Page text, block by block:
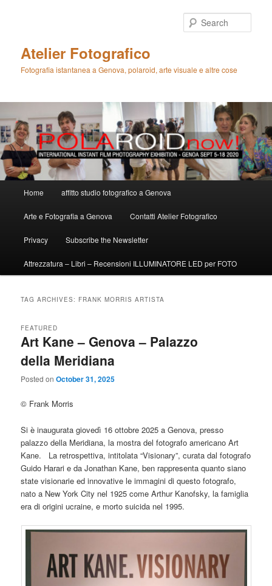
Atelier Fotografico
Fotografia istantanea a Genova, polaroid, arte visuale e altre cose
Home affitto studio fotografico a Genova
Arte e Fotografia a Genova Contatti Atelier Fotografico
Privacy Subscribe the Newsletter
Attrezzatura – Libri – Recensioni ILLUMINATORE LED per FOTO
TAG ARCHIVES: FRANK MORRIS ARTISTA
Art Kane – Genova – Palazzo
della Meridiana
FEATURED
Posted onOctober 31, 2025
© Frank Morris
Si è inaugurata giovedì 16 ottobre 2025 a Genova, presso
palazzo della Meridiana, la mostra del fotografo americano Art
Kane. La retrospettiva, intitolata “Visionary”, curata dal fotografo
Guido Harari e da Jonathan Kane, ben rappresenta quanto siano
state visionarie ed innovative le immagini di questo fotografo,
nato a New York City nel 1925 come Arthur Kanofsky, la famiglia
era di origini ucraine, e morto suicida nel 1995.